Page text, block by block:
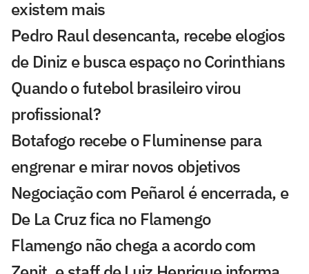
existem mais
Pedro Raul desencanta, recebe elogios
de Diniz e busca espaço no Corinthians
Quando o futebol brasileiro virou
profissional?
Botafogo recebe o Fluminense para
engrenar e mirar novos objetivos
Negociação com Peñarol é encerrada, e
De La Cruz fica no Flamengo
Flamengo não chega a acordo com